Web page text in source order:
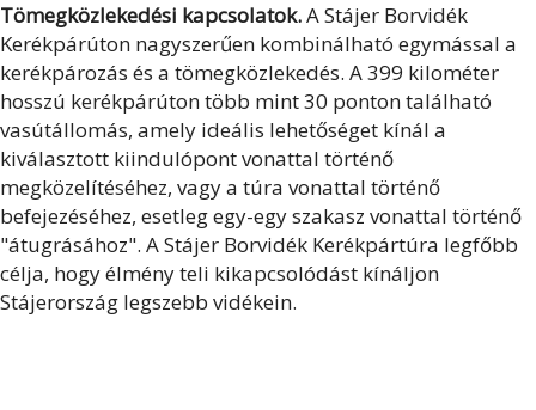
Tömegközlekedési kapcsolatok.A Stájer Borvidék
Kerékpárúton nagyszerűen kombinálható egymással a
kerékpározás és a tömegközlekedés. A 399 kilométer
hosszú kerékpárúton több mint 30 ponton található
vasútállomás, amely ideális lehetőséget kínál a
kiválasztott kiindulópont vonattal történő
megközelítéséhez, vagy a túra vonattal történő
befejezéséhez, esetleg egy-egy szakasz vonattal történő
"átugrásához". A Stájer Borvidék Kerékpártúra legfőbb
célja, hogy élmény teli kikapcsolódást kínáljon
Stájerország legszebb vidékein.